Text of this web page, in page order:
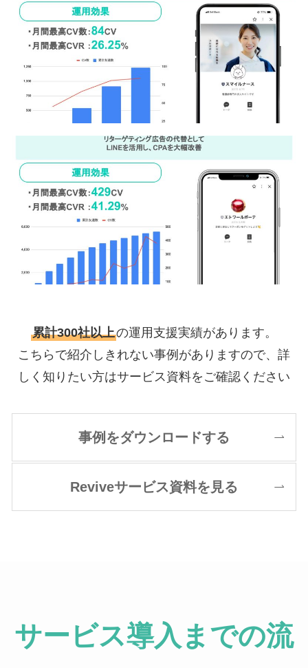
累計300社以上の運用支援実績があります。
こちらで紹介しきれない事例がありますので、詳
しく知りたい方はサービス資料をご確認ください
事例をダウンロードする
Reviveサービス資料を見る
サービス導入までの流